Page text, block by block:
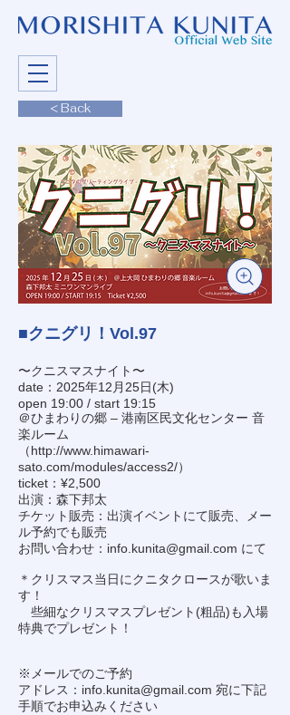
< Back
■クニグリ！Vol.97
〜クニスマスナイト〜
date：2025年12月25日(木)
open 19:00 / start 19:15
＠ひまわりの郷 – 港南区民文化センター 音
楽ルーム
（http://www.himawari-
sato.com/modules/access2/）
ticket：¥2,500
出演：森下邦太
チケット販売：出演イベントにて販売、メー
ル予約でも販売
お問い合わせ： info.kunita@gmail.com にて
＊クリスマス当日にクニタクロースが歌いま
す！
些細なクリスマスプレゼント(粗品)も入場
特典でプレゼント！
※メールでのご予約
アドレス： info.kunita@gmail.com 宛に下記
手順でお申込みください